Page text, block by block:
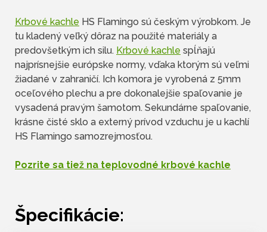
Krbové kachle HS Flamingo sú českým výrobkom. Je
tu kladený veľký dôraz na použité materiály a
predovšetkým ich silu. Krbové kachle spĺňajú
najprísnejšie európske normy, vďaka ktorým sú veľmi
žiadané v zahraničí. Ich komora je vyrobená z 5mm
oceľového plechu a pre dokonalejšie spaľovanie je
vysadená pravým šamotom. Sekundárne spaľovanie,
krásne čisté sklo a externý prívod vzduchu je u kachlí
HS Flamingo samozrejmosťou.
Pozrite sa tiež na teplovodné krbové kachle
Špecifikácie: